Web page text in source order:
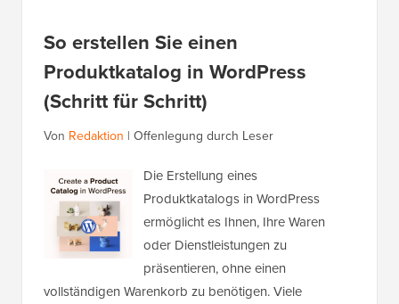
So erstellen Sie einen
Produktkatalog in WordPress
(Schritt für Schritt)
Von Redaktion | Offenlegung durch Leser
Die Erstellung eines
Produktkatalogs in WordPress
ermöglicht es Ihnen, Ihre Waren
oder Dienstleistungen zu
präsentieren, ohne einen
vollständigen Warenkorb zu benötigen. Viele